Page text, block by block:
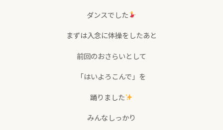
ダンスでした
まずは入念に体操をしたあと
前回のおさらいとして
「はいよろこんで」を
踊りました
みんなしっかり